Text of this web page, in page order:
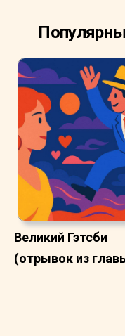
Великий Гэтсби
(отрывок из